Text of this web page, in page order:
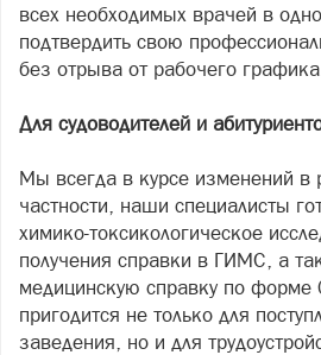
всех необходимых врачей в
подтвердить свою
без отрыва от рабочего графика.
Для судоводителей и
Мы всегда в курсе изменений в
частности, наши специалисты
химико-токсикологическое
получения справки в ГИМС, а
медицинскую справку по форме
пригодится не только для
заведения, но и для